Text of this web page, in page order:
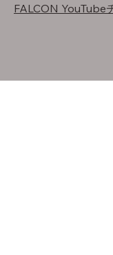
FALCON YouTube